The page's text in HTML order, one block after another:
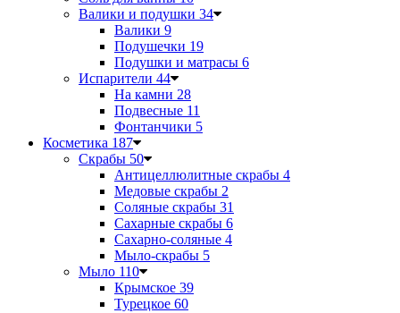
Валики и подушки 34
Валики 9
Подушечки 19
Подушки и матрасы 6
Испарители 44
На камни 28
Подвесные 11
Фонтанчики 5
Косметика 187
Скрабы 50
Антицеллюлитные скрабы 4
Медовые скрабы 2
Соляные скрабы 31
Сахарные скрабы 6
Сахарно-соляные 4
Мыло-скрабы 5
Мыло 110
Крымское 39
Турецкое 60